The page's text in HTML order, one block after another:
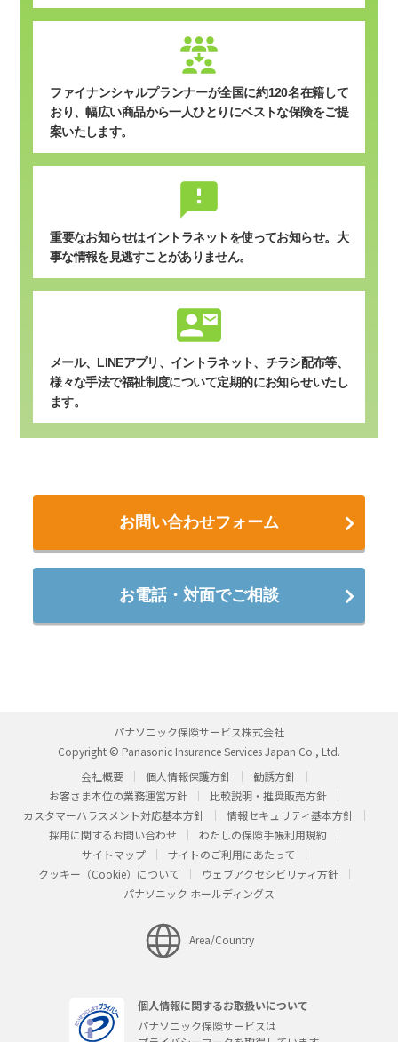
ファイナンシャルプランナーが全国に約120名在籍して
おり、幅広い商品から一人ひとりにベストな保険をご提
案いたします。
sms_failed
重要なお知らせはイントラネットを使ってお知らせ。 大
事な情報を見逃すことがありません。
contact_mail
メール、LINEアプリ、イントラネット、チラシ配布等、
様々な手法で福祉制度について定期的にお知らせいたし
ます。
お問い合わせフォーム
お電話・対面でご相談
パナソニック保険サービス株式会社
Copyright © Panasonic Insurance Services Japan Co., Ltd.
会社概要
個人情報保護方針
勧誘方針
お客さま本位の業務運営方針
比較説明・推奨販売方針
カスタマーハラスメント対応基本方針
情報セキュリティ基本方針
採用に関するお問い合わせ
わたしの保険手帳利用規約
サイトマップ
サイトのご利用にあたって
クッキー（Cookie）について
ウェブアクセシビリティ方針
パナソニック ホールディングス
Area/Country
個人情報に関するお取扱いについて
パナソニック保険サービスは